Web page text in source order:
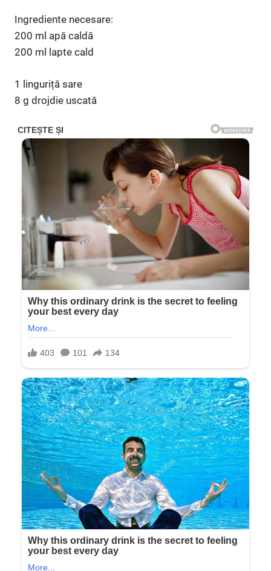
Ingrediente necesare:
200 ml apă caldă
200 ml lapte cald
1 linguriță sare
8 g drojdie uscată